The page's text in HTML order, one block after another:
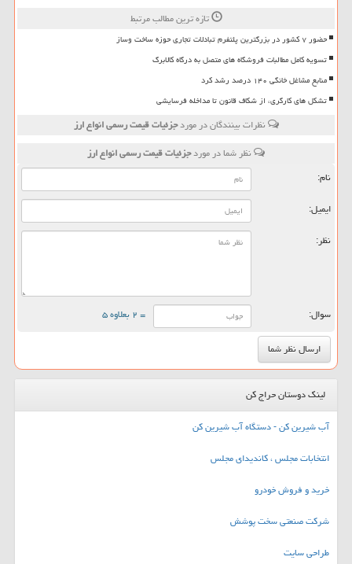
تازه ترین مطالب مرتبط
حضور ۷ کشور در بزرگترین پلتفرم تبادلات تجاری حوزه ساخت وساز
تسویه کامل مطالبات فروشگاه های متصل به درگاه کالابرگ
منابع مشاغل خانگی ۱۴۰ درصد رشد کرد
تشکل های کارگری، از شکاف قانون تا مداخله فرسایشی
نظرات بینندگان در موردجزئیات قیمت رسمی انواع ارز
نظر شما در موردجزئیات قیمت رسمی انواع ارز
نام:
ایمیل:
نظر:
سوال: = ۲ بعلاوه ۵
لینک دوستان حراج کن
آب شیرین کن - دستگاه آب شیرین کن
انتخابات مجلس ، کاندیدای مجلس
خرید و فروش خودرو
شرکت صنعتی سخت پوشش
طراحی سایت